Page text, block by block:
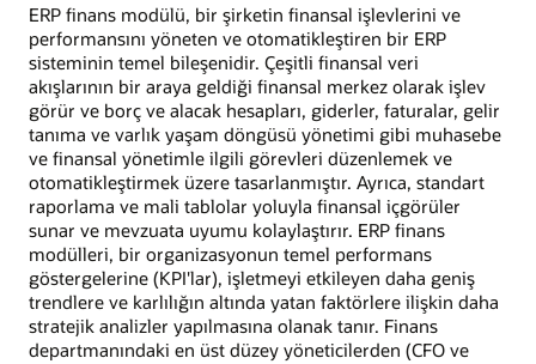
ERP finans modülü, bir şirketin finansal işlevlerini ve
performansını yöneten ve otomatikleştiren bir ERP
sisteminin temel bileşenidir. Çeşitli finansal veri
akışlarının bir araya geldiği finansal merkez olarak işlev
görür ve borç ve alacak hesapları, giderler, faturalar, gelir
tanıma ve varlık yaşam döngüsü yönetimi gibi muhasebe
ve finansal yönetimle ilgili görevleri düzenlemek ve
otomatikleştirmek üzere tasarlanmıştır. Ayrıca, standart
raporlama ve mali tablolar yoluyla finansal içgörüler
sunar ve mevzuata uyumu kolaylaştırır. ERP finans
modülleri, bir organizasyonun temel performans
göstergelerine (KPI'lar), işletmeyi etkileyen daha geniş
trendlere ve karlılığın altında yatan faktörlere ilişkin daha
stratejik analizler yapılmasına olanak tanır. Finans
departmanındaki en üst düzey yöneticilerden (CFO ve